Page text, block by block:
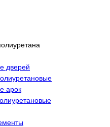
дверей
арок